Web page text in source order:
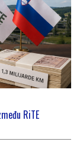
RiTE